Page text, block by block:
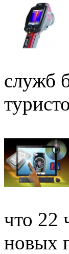
служб
что 22
новых